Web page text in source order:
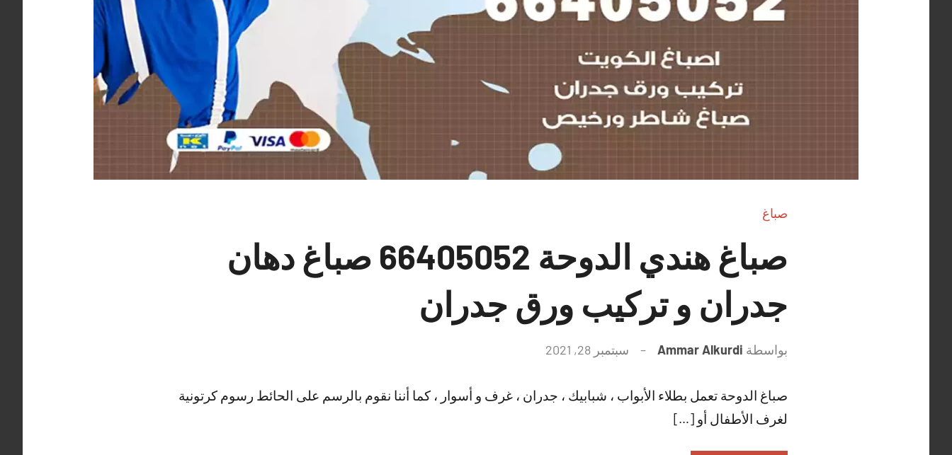
صباغ
صباغ هندي الدوحة 66405052 صباغ دهان
جدران و تركيب ورق جدران
بواسطة Ammar Alkurdi سبتمبر 28, 2021
تعليقات
صباغ الدوحة تعمل بطلاء الأبواب ، شبابيك ، جدران ، غرف و أسوار ، كما أننا نقوم بالرسم على الحائط رسوم كرتونية
لغرف الأطفال أو […]